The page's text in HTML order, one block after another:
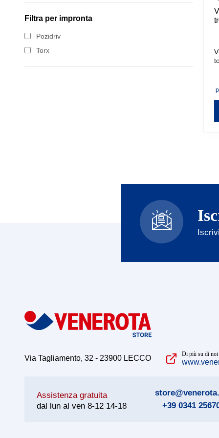
280 mm
300 mm
380 mm
Filtra per impronta
Pozidriv
Torx
Via Tagliamento, 32 - 23900 LECCO Di più su di noi
Assistenza gratuita
dal lun al ven 8-12 14-18
+39 0341